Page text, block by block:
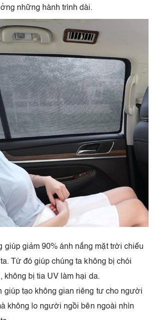
những hành trình dài.
giúp giảm 90% ánh nắng mặt trời chiếu
Từ đó giúp chúng ta không bị chói
không bị tia UV làm hại da.
giúp tạo không gian riêng tư cho người
không lo người ngồi bên ngoài nhìn